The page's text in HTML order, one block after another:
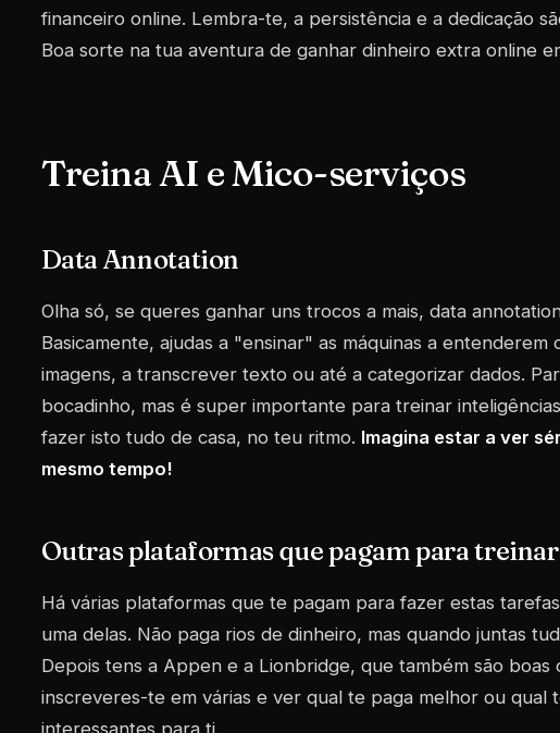
financeiro online. Lembra-te, a persistência e a dedicação
Boa sorte na tua aventura de ganhar dinheiro extra online
Treina AI e Mico-serviços
Data Annotation
Olha só, se queres ganhar uns trocos a mais, data
Basicamente, ajudas a "ensinar" as máquinas a entenderem
imagens, a transcrever texto ou até a categorizar dados.
bocadinho, mas é super importante para treinar
fazer isto tudo de casa, no teu ritmo. Imagina estar a ver
mesmo tempo!
Outras plataformas que pagam para
Há várias plataformas que te pagam para fazer estas
uma delas. Não paga rios de dinheiro, mas quando juntas
Depois tens a Appen e a Lionbridge, que também são boas
inscreveres-te em várias e ver qual te paga melhor ou qual